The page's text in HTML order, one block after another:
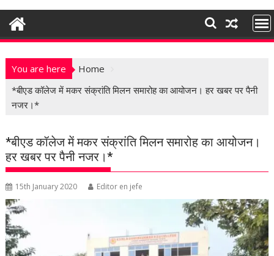
t
n
You are here
Home
*बीएड कॉलेज में मकर संक्रांति मिलन समारोह का आयोजन। हर खबर पर पैनी
नजर।*
*बीएड कॉलेज में मकर संक्रांति मिलन समारोह का आयोजन।
हर खबर पर पैनी नजर।*
15th January 2020 Editor en jefe